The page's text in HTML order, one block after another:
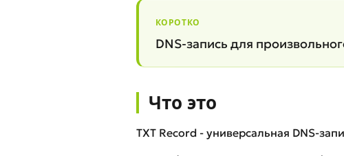
КОРОТКО
DNS-запись для
Что это
TXT Record - универсальная DNS-